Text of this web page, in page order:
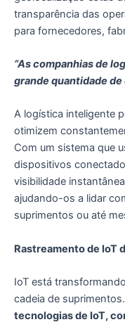
transparência das
para fornecedores,
“As companhias de
grande quantidade de
A logística inteligente
otimizem
Com um sistema que
dispositivos
visibilidade
ajudando-os a lidar
suprimentos ou até
Rastreamento de IoT
IoT está
cadeia de suprimentos.
tecnologias de IoT,